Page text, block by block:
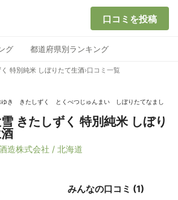
口コミを投稿
グ 都道府県別ランキング
特別純米 しぼりたて生酒›口コミ一覧
ゆき きたしずく とくべつじゅんまい しぼりたてなまし
きたしずく 特別純米 しぼり
造株式会社 / 北海道
みんなの口コミ (1)